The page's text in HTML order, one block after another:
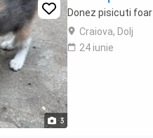
3
Donez pisicuti
Craiova, Dolj
24 iunie